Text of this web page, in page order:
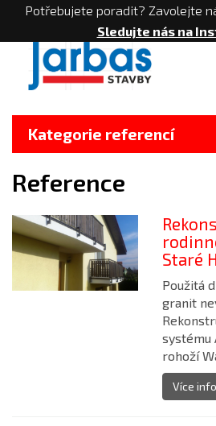
Potřebujete poradit? Zavolejte
Sledujte nás na
Kategorie referencí
Reference
Staré
Použitá
granit
systému
rohoží
Více